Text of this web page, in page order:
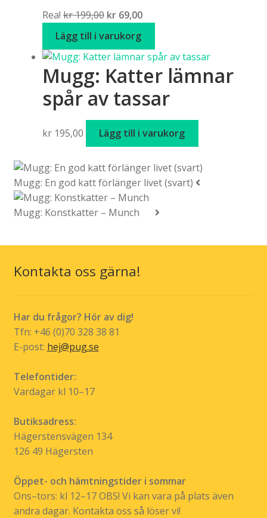
Rea! kr199,00 Det
ursprungliga
var:
kr 199,00.
kr69,00Det
är:
kr 69,00.
Lägg till i varukorg
Mugg: Katter lämnar
spår av tassar
kr195,00 Lägg till i varukorg
Mugg: En god katt förlänger livet (svart)
Mugg: Konstkatter – Munch
Kontakta oss gärna!
Har du frågor? Hör av dig!
Tfn: +46 (0)70 328 38 81
E-post: hej@pug.se
Telefontider:
Vardagar kl 10–17
Butiksadress:
Hägerstensvägen 134
126 49 Hägersten
Öppet- och hämtningstider i sommar
Ons–tors: kl 12–17 OBS! Vi kan vara på plats även
andra dagar. Kontakta oss så löser vi!